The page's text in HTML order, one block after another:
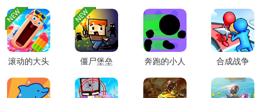
滚动的大头 僵尸堡垒 奔跑的小人 合成战争